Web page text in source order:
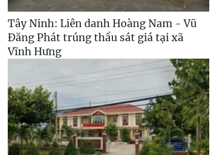
Tây Ninh: Liên danh Hoàng Nam - Vũ
Đăng Phát trúng thầu sát giá tại xã
Vĩnh Hưng